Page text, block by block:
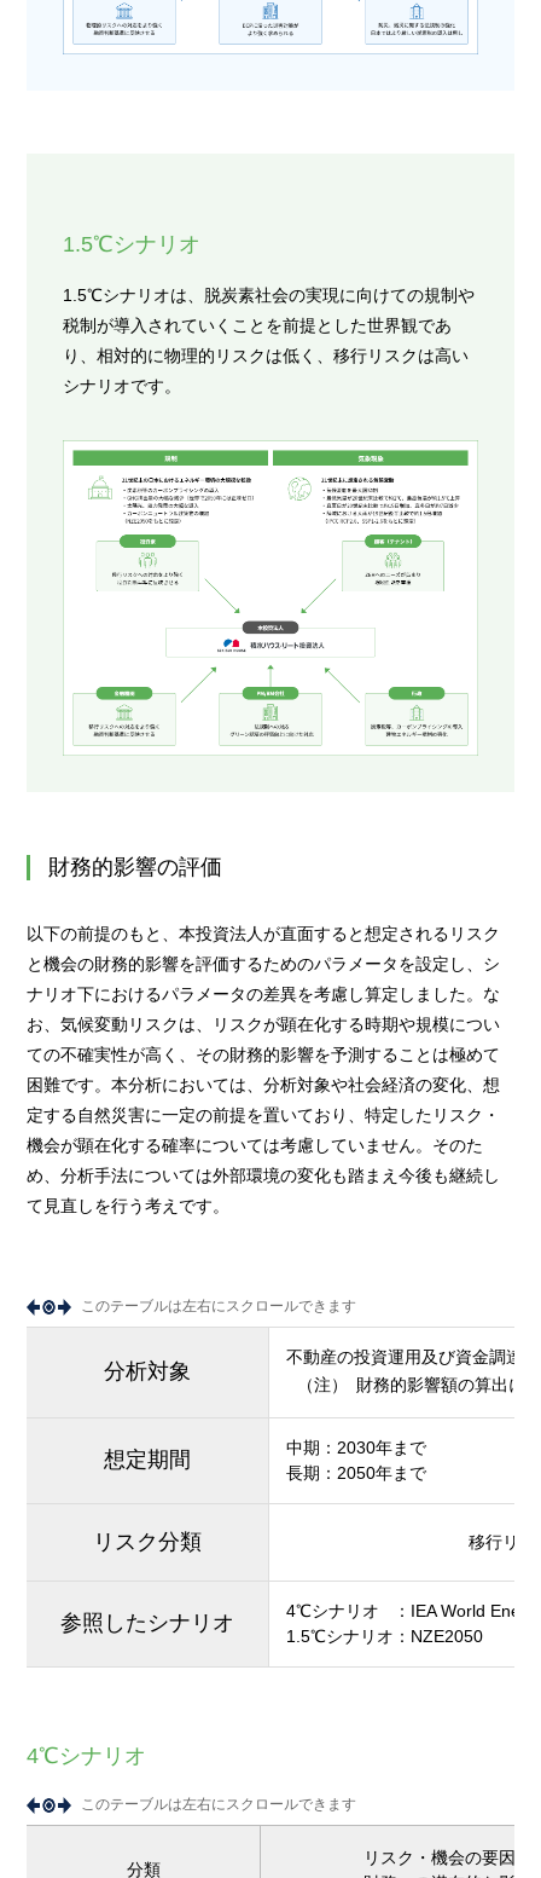
1.5℃シナリオ
1.5℃シナリオは、脱炭素社会の実現に向けての規制や
税制が導入されていくことを前提とした世界観であ
り、相対的に物理的リスクは低く、移行リスクは高い
シナリオです。
財務的影響の評価
以下の前提のもと、本投資法人が直面すると想定されるリスク
と機会の財務的影響を評価するためのパラメータを設定し、シ
ナリオ下におけるパラメータの差異を考慮し算定しました。な
お、気候変動リスクは、リスクが顕在化する時期や規模につい
ての不確実性が高く、その財務的影響を予測することは極めて
困難です。本分析においては、分析対象や社会経済の変化、想
定する自然災害に一定の前提を置いており、特定したリスク・
機会が顕在化する確率については考慮していません。そのた
め、分析手法については外部環境の変化も踏まえ今後も継続し
て見直しを行う考えです。
このテーブルは左右にスクロールできます
分析対象
不動産の投資運用及び資金調達
（注）
財務的影響額の算出に
想定期間
中期：2030年まで
長期：2050年まで
リスク分類 移行リス
参照したシナリオ 4℃シナリオ ： IEA World
1.5℃シナリオ ： NZE2050
4℃シナリオ
このテーブルは左右にスクロールできます
分類
リスク・機会の要因と